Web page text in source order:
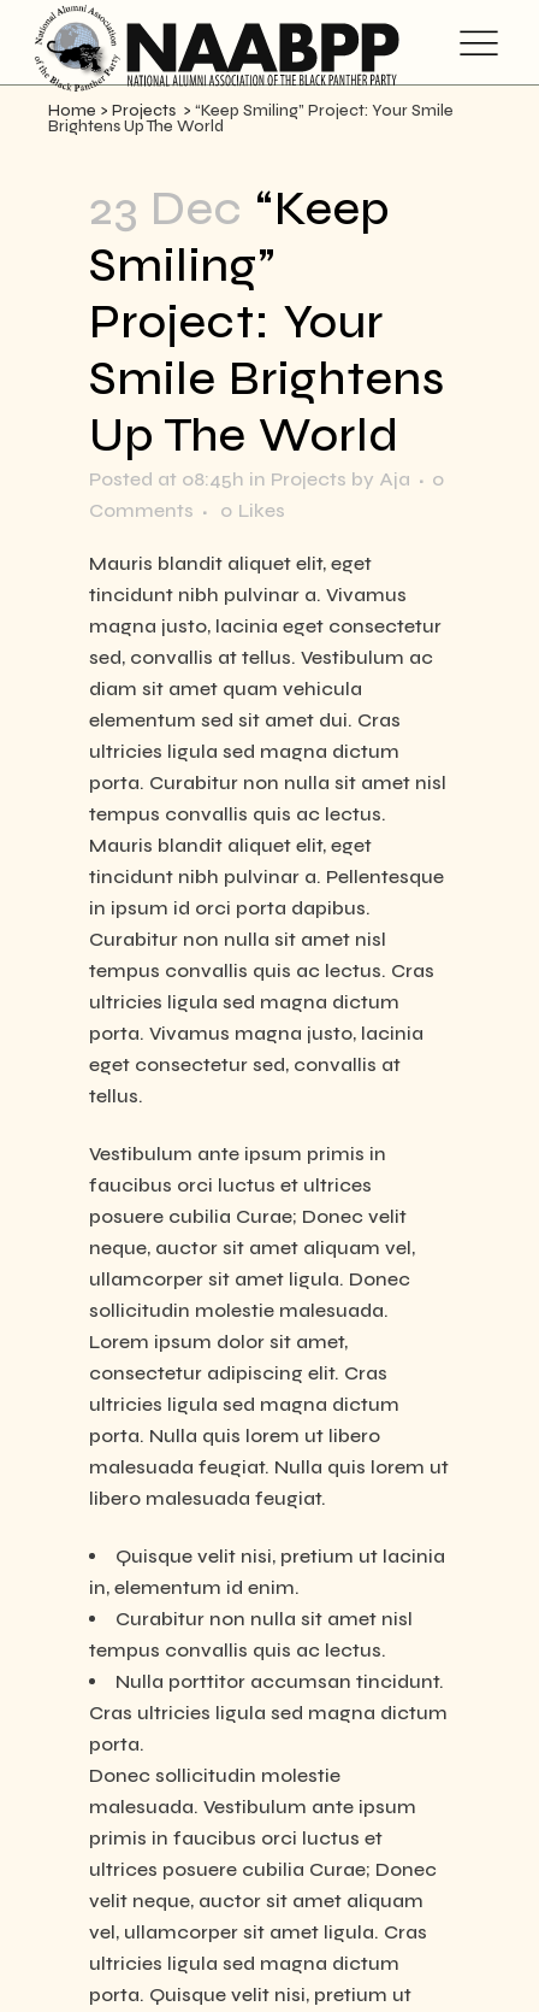
Home > Projects > “Keep Smiling” Project: Your Smile
Brightens Up The World
23 Dec “Keep
Smiling”
Project: Your
Smile Brightens
Up The World
Posted at 08:45h in Projects by Aja
0
Comments
0 Likes
Mauris blandit aliquet elit, eget
tincidunt nibh pulvinar a. Vivamus
magna justo, lacinia eget consectetur
sed, convallis at tellus. Vestibulum ac
diam sit amet quam vehicula
elementum sed sit amet dui. Cras
ultricies ligula sed magna dictum
porta. Curabitur non nulla sit amet nisl
tempus convallis quis ac lectus.
Mauris blandit aliquet elit, eget
tincidunt nibh pulvinar a. Pellentesque
in ipsum id orci porta dapibus.
Curabitur non nulla sit amet nisl
tempus convallis quis ac lectus. Cras
ultricies ligula sed magna dictum
porta. Vivamus magna justo, lacinia
eget consectetur sed, convallis at
tellus.
Vestibulum ante ipsum primis in
faucibus orci luctus et ultrices
posuere cubilia Curae; Donec velit
neque, auctor sit amet aliquam vel,
ullamcorper sit amet ligula. Donec
sollicitudin molestie malesuada.
Lorem ipsum dolor sit amet,
consectetur adipiscing elit. Cras
ultricies ligula sed magna dictum
porta. Nulla quis lorem ut libero
malesuada feugiat. Nulla quis lorem ut
libero malesuada feugiat.
Quisque velit nisi, pretium ut lacinia
in, elementum id enim.
Curabitur non nulla sit amet nisl
tempus convallis quis ac lectus.
Nulla porttitor accumsan tincidunt.
Cras ultricies ligula sed magna dictum
porta.
Donec sollicitudin molestie
malesuada. Vestibulum ante ipsum
primis in faucibus orci luctus et
ultrices posuere cubilia Curae; Donec
velit neque, auctor sit amet aliquam
vel, ullamcorper sit amet ligula. Cras
ultricies ligula sed magna dictum
porta. Quisque velit nisi, pretium ut